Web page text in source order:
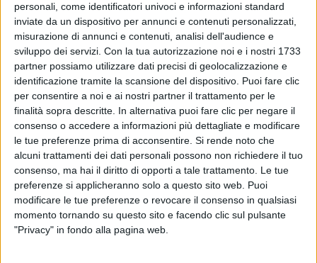
personali, come identificatori univoci e informazioni standard
inviate da un dispositivo per annunci e contenuti personalizzati,
misurazione di annunci e contenuti, analisi dell'audience e
sviluppo dei servizi. Con la tua autorizzazione noi e i nostri 1733
partner possiamo utilizzare dati precisi di geolocalizzazione e
identificazione tramite la scansione del dispositivo. Puoi fare clic
per consentire a noi e ai nostri partner il trattamento per le
finalità sopra descritte. In alternativa puoi fare clic per negare il
consenso o accedere a informazioni più dettagliate e modificare
le tue preferenze prima di acconsentire. Si rende noto che
alcuni trattamenti dei dati personali possono non richiedere il tuo
consenso, ma hai il diritto di opporti a tale trattamento. Le tue
preferenze si applicheranno solo a questo sito web. Puoi
modificare le tue preferenze o revocare il consenso in qualsiasi
momento tornando su questo sito e facendo clic sul pulsante
"Privacy" in fondo alla pagina web.
Sangiorgi riscopre “La voce del silenzio”: il
video dalla quarantena
Giuliano interpreta, pianoforte e voce, una storica
perla della musica italiana, perfetta per questi tempi
duri
Chi siamo